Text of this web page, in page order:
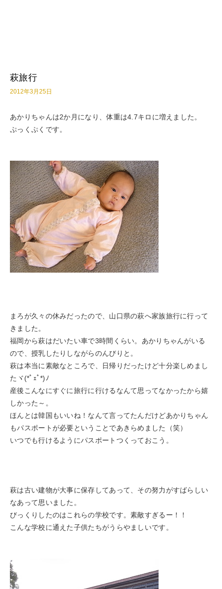
萩旅行
2012年3月25日
あかりちゃんは2か月になり、体重は4.7キロに増えました。
ぷっくぷくです。
まろが久々の休みだったので、山口県の萩へ家族旅行に行って
きました。
福岡から萩はだいたい車で3時間くらい。あかりちゃんがいる
ので、授乳したりしながらのんびりと。
萩は本当に素敵なところで、日帰りだったけど十分楽しめまし
たヾ(*ﾟｪﾟ*)ﾉ
産後こんなにすぐに旅行に行けるなんて思ってなかったから嬉
しかった～。
ほんとは韓国もいいね！なんて言ってたんだけどあかりちゃん
もパスポートが必要ということであきらめました（笑）
いつでも行けるようにパスポートつくっておこう。
萩は古い建物が大事に保存してあって、その努力がすばらしい
なあって思いました。
びっくりしたのはこれらの学校です。素敵すぎるー！！
こんな学校に通えた子供たちがうらやましいです。